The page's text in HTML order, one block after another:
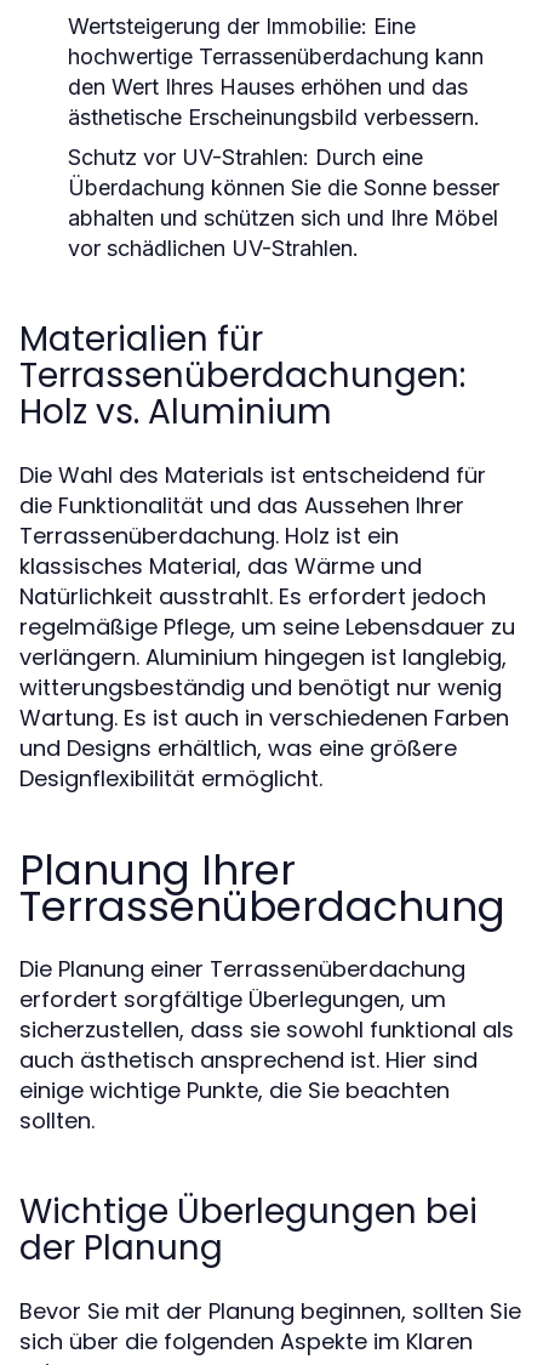
Wertsteigerung der Immobilie: Eine
hochwertige Terrassenüberdachung kann
den Wert Ihres Hauses erhöhen und das
ästhetische Erscheinungsbild verbessern.
Schutz vor UV-Strahlen: Durch eine
Überdachung können Sie die Sonne besser
abhalten und schützen sich und Ihre Möbel
vor schädlichen UV-Strahlen.
Materialien für
Terrassenüberdachungen:
Holz vs. Aluminium
Die Wahl des Materials ist entscheidend für
die Funktionalität und das Aussehen Ihrer
Terrassenüberdachung. Holz ist ein
klassisches Material, das Wärme und
Natürlichkeit ausstrahlt. Es erfordert jedoch
regelmäßige Pflege, um seine Lebensdauer zu
verlängern. Aluminium hingegen ist langlebig,
witterungsbeständig und benötigt nur wenig
Wartung. Es ist auch in verschiedenen Farben
und Designs erhältlich, was eine größere
Designflexibilität ermöglicht.
Planung Ihrer
Terrassenüberdachung
Die Planung einer Terrassenüberdachung
erfordert sorgfältige Überlegungen, um
sicherzustellen, dass sie sowohl funktional als
auch ästhetisch ansprechend ist. Hier sind
einige wichtige Punkte, die Sie beachten
sollten.
Wichtige Überlegungen bei
der Planung
Bevor Sie mit der Planung beginnen, sollten Sie
sich über die folgenden Aspekte im Klaren